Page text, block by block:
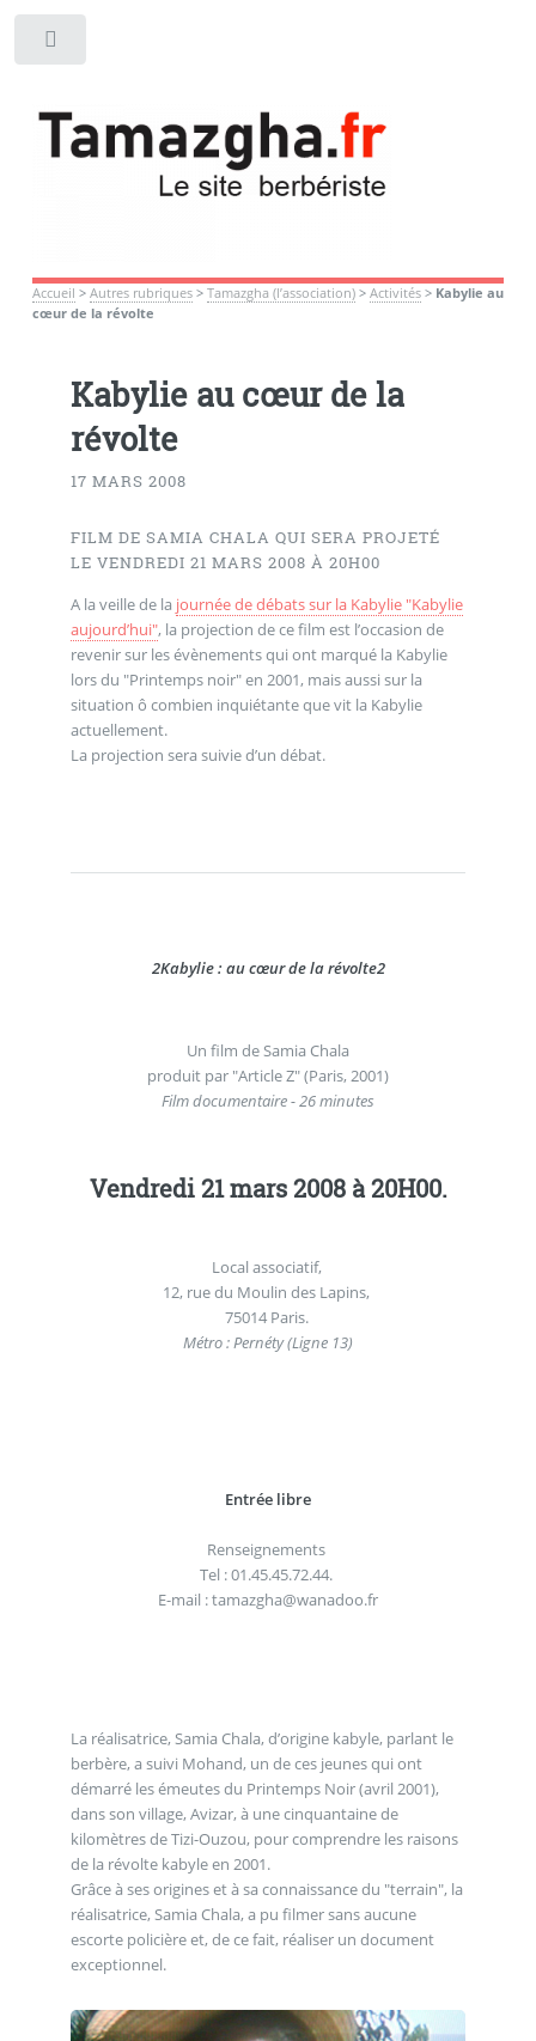
Accueil > Autres rubriques> Tamazgha (l’association)> Activités> Kabylie au
cœur de la révolte
Kabylie au cœur de la
révolte
17 MARS 2008
FILM DE SAMIA CHALA QUI SERA PROJETÉ
LE VENDREDI 21 MARS 2008 À 20H00
A la veille de la journée de débats sur la Kabylie "Kabylie
aujourd’hui", la projection de ce film est l’occasion de
revenir sur les évènements qui ont marqué la Kabylie
lors du "Printemps noir" en 2001, mais aussi sur la
situation ô combien inquiétante que vit la Kabylie
actuellement.
La projection sera suivie d’un débat.
2Kabylie : au cœur de la révolte2
Un film de Samia Chala
produit par "Article Z" (Paris, 2001)
Film documentaire - 26 minutes
Vendredi 21 mars 2008 à 20H00.
Local associatif,
12, rue du Moulin des Lapins,
75014 Paris.
Métro : Pernéty (Ligne 13)
Entrée libre
Renseignements
Tel : 01.45.45.72.44.
E-mail : tamazgha@wanadoo.fr
La réalisatrice, Samia Chala, d’origine kabyle, parlant le
berbère, a suivi Mohand, un de ces jeunes qui ont
démarré les émeutes du Printemps Noir (avril 2001),
dans son village, Avizar, à une cinquantaine de
kilomètres de Tizi-Ouzou, pour comprendre les raisons
de la révolte kabyle en 2001.
Grâce à ses origines et à sa connaissance du "terrain", la
réalisatrice, Samia Chala, a pu filmer sans aucune
escorte policière et, de ce fait, réaliser un document
exceptionnel.